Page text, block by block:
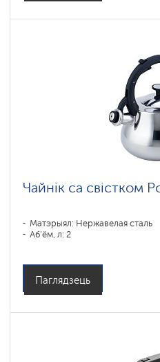
Чайнік са свістком
Матэрыял: Нержавелая сталь
Аб'ём, л: 2
Паглядзець